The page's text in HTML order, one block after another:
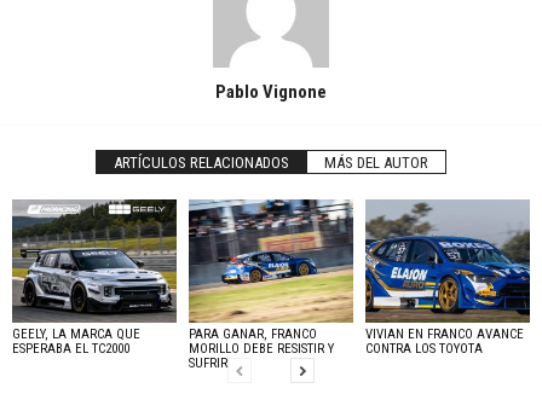
Pablo Vignone
ARTÍCULOS RELACIONADOS MÁS DEL AUTOR
GEELY, LA MARCA QUE
ESPERABA EL TC2000
PARA GANAR, FRANCO
MORILLO DEBE RESISTIR Y
SUFRIR
VIVIAN EN FRANCO AVANCE
CONTRA LOS TOYOTA